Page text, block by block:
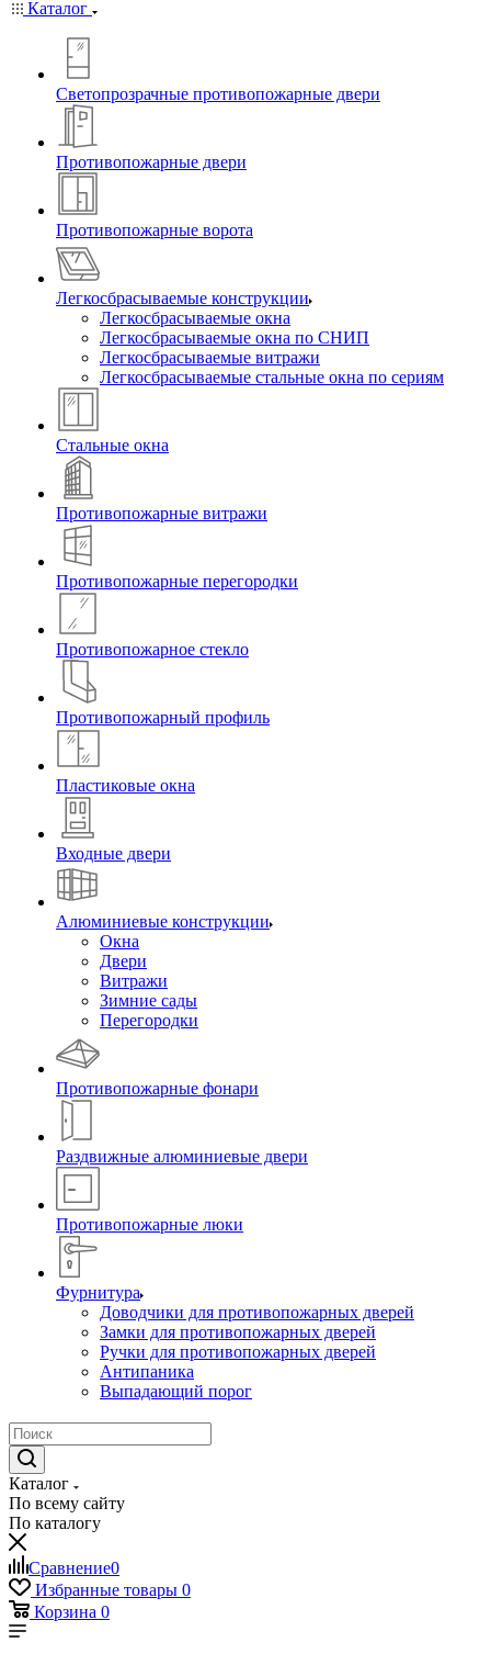
Каталог
Светопрозрачные противопожарные двери
Противопожарные двери
Противопожарные ворота
Легкосбрасываемые конструкции
Легкосбрасываемые окна
Легкосбрасываемые окна по СНИП
Легкосбрасываемые витражи
Легкосбрасываемые стальные окна по сериям
Стальные окна
Противопожарные витражи
Противопожарные перегородки
Противопожарное стекло
Противопожарный профиль
Пластиковые окна
Входные двери
Алюминиевые конструкции
Окна
Двери
Витражи
Зимние сады
Перегородки
Противопожарные фонари
Раздвижные алюминиевые двери
Противопожарные люки
Фурнитура
Доводчики для противопожарных дверей
Замки для противопожарных дверей
Ручки для противопожарных дверей
Антипаника
Выпадающий порог
Каталог
По всему сайту
По каталогу
Сравнение0
Избранные товары 0
Корзина 0